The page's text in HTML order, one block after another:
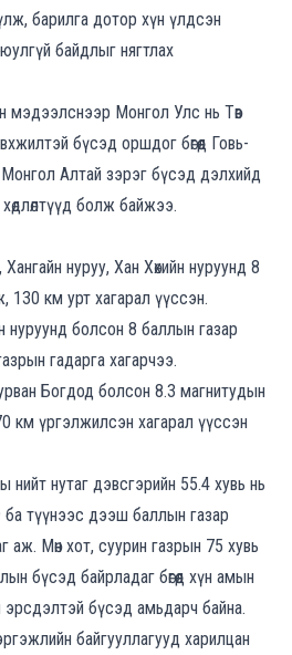
барилга дотор хүн үлдсэн
байдлыг нягтлах
мэдээлснээр Монгол Улс нь Төв
бүсэд оршдог бөгөөд Говь-
Алтай зэрэг бүсэд дэлхийд
болж байжээ.
нуруу, Хан Хөхийн нуруунд 8
130 км урт хагарал үүссэн.
болсон 8 баллын газар
гадарга хагарчээ.
Богдод болсон 8.3 магнитудын
км үргэлжилсэн хагарал үүссэн
нийт нутаг дэвсгэрийн 55.4 хувь нь
түүнээс дээш баллын газар
аж. Мөн хот, суурин газрын 75 хувь
бүсэд байрладаг бөгөөд хүн амын
эрсдэлтэй бүсэд амьдарч байна.
байгууллагууд харилцан